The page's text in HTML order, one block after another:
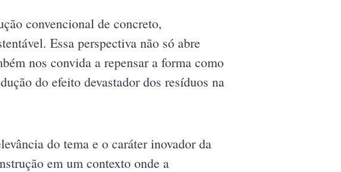
convencional de concreto,
Essa perspectiva não só abre
nos convida a repensar a forma como
do efeito devastador dos resíduos na
do tema e o caráter inovador da
em um contexto onde a